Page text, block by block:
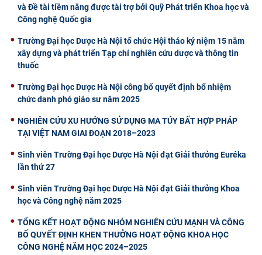
và Đề tài tiềm năng được tài trợ bởi Quỹ Phát triển Khoa học và
Công nghệ Quốc gia
Trường Đại học Dược Hà Nội tổ chức Hội thảo kỷ niệm 15 năm
xây dựng và phát triển Tạp chí nghiên cứu dược và thông tin
thuốc
Trường Đại học Dược Hà Nội công bố quyết định bổ nhiệm
chức danh phó giáo sư năm 2025
NGHIÊN CỨU XU HƯỚNG SỬ DỤNG MA TÚY BẤT HỢP PHÁP
TẠI VIỆT NAM GIAI ĐOẠN 2018–2023
Sinh viên Trường Đại học Dược Hà Nội đạt Giải thưởng Euréka
lần thứ 27
Sinh viên Trường Đại học Dược Hà Nội đạt Giải thưởng Khoa
học và Công nghệ năm 2025
TỔNG KẾT HOẠT ĐỘNG NHÓM NGHIÊN CỨU MẠNH VÀ CÔNG
BỐ QUYẾT ĐỊNH KHEN THƯỞNG HOẠT ĐỘNG KHOA HỌC
CÔNG NGHỆ NĂM HỌC 2024–2025